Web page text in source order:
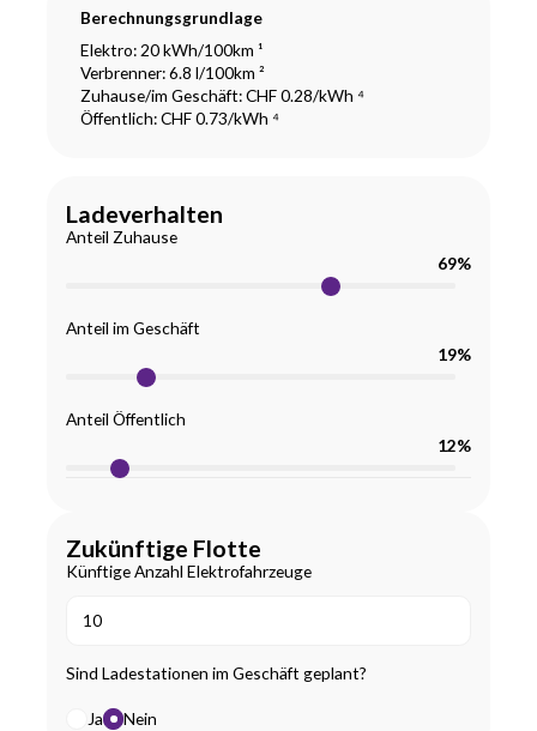
Berechnungsgrundlage
Elektro: 20 kWh/100km ¹
Verbrenner: 6.8 l/100km ²
Zuhause/im Geschäft: CHF 0.28/kWh ⁴
Öffentlich: CHF 0.73/kWh ⁴
Ladeverhalten
Anteil Zuhause
69%
Anteil im Geschäft
19%
Anteil Öffentlich
12%
Zukünftige Flotte
Künftige Anzahl Elektrofahrzeuge
Sind Ladestationen im Geschäft geplant?
Ja
Nein